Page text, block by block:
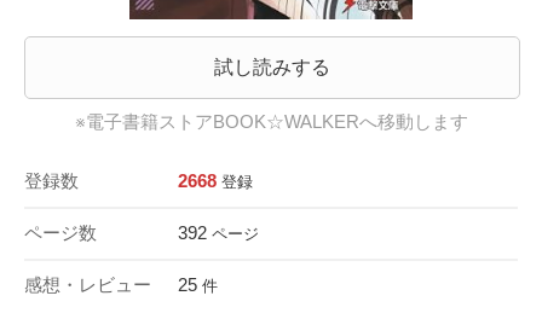
試し読みする
※電子書籍ストアBOOK☆WALKERへ移動します
登録数 2668 登録
ページ数 392 ページ
感想・レビュー 25 件